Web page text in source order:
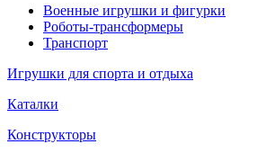
Военные игрушки и фигурки
Роботы-трансформеры
Транспорт
Игрушки для спорта и отдыха
Каталки
Конструкторы